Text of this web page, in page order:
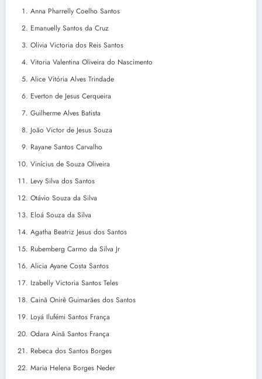
Anna Pharrelly Coelho Santos
Emanuelly Santos da Cruz
Olivia Victoria dos Reis Santos
Vitoria Valentina Oliveira do Nascimento
Alice Vitória Alves Trindade
Everton de Jesus Cerqueira
Guilherme Alves Batista
João Victor de Jesus Souza
Rayane Santos Carvalho
Vinícius de Souza Oliveira
Levy Silva dos Santos
Otávio Souza da Silva
Eloá Souza da Silva
Agatha Beatriz Jesus dos Santos
Rubemberg Carmo da Silva Jr
Alicia Ayane Costa Santos
Izabelly Victoria Santos Teles
Cainã Onirê Guimarães dos Santos
Loyá Ilufémi Santos França
Odara Ainã Santos França
Rebeca dos Santos Borges
Maria Helena Borges Neder